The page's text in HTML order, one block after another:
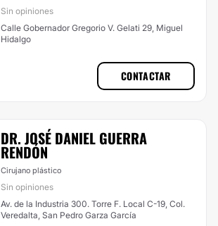
Sin opiniones
Calle Gobernador Gregorio V. Gelati 29, Miguel
Hidalgo
CONTACTAR
DR. JOSÉ DANIEL GUERRA
RENDÓN
Cirujano plástico
Sin opiniones
Av. de la Industria 300. Torre F. Local C-19, Col.
Veredalta, San Pedro Garza García